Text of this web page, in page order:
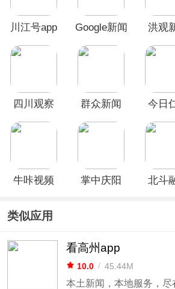
川江号app
Google新闻
洪观
四川观察
群众新闻
今日
牛咔视频
掌中庆阳
北斗
类似应用
看高州app
10.0 / 45.44M
本土新闻，本地服务，尽